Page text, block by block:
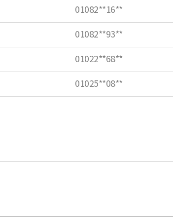
01082**16**
01082**93**
01022**68**
01025**08**